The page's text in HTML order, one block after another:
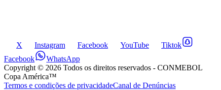
X Instagram Facebook YouTube
Tiktok
Facebook
WhatsApp
Copyright © 2026 Todos os direitos reservados - CONMEBOL
Copa América™
Termos e condições de privacidadeCanal de Denúncias